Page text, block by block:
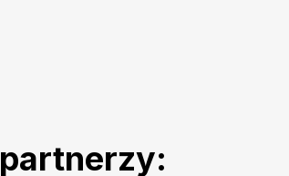
partnerzy: